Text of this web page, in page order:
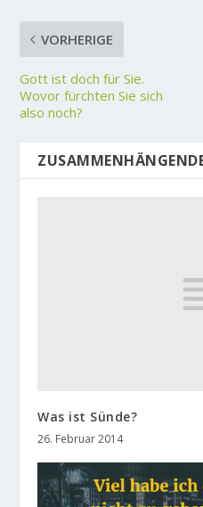
VORHERIGE
Gott ist doch für Sie.
Wovor fürchten Sie sich
also noch?
Was ist Sünde?
26. Februar 2014